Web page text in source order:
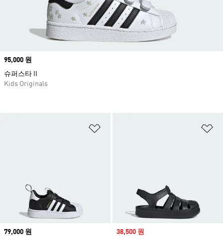
Price
79,000 원
Sale price
38,500 원
Price
95,000 원
슈퍼스타 II
Kids Originals